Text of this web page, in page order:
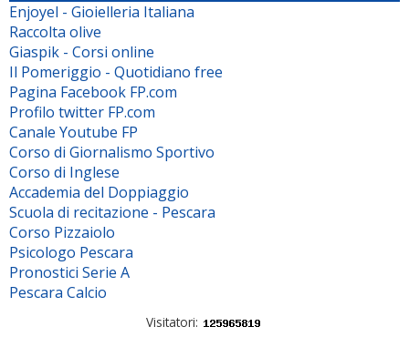
Enjoyel - Gioielleria Italiana
Raccolta olive
Giaspik - Corsi online
Il Pomeriggio - Quotidiano free
Pagina Facebook FP.com
Profilo twitter FP.com
Canale Youtube FP
Corso di Giornalismo Sportivo
Corso di Inglese
Accademia del Doppiaggio
Scuola di recitazione - Pescara
Corso Pizzaiolo
Psicologo Pescara
Pronostici Serie A
Pescara Calcio
Visitatori: